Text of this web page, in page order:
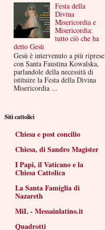
Festa della
Divina
Misericordia e
Misericordia:
tutto ciò che ha
detto Gesù
Gesù è intervenuto a più riprese
con Santa Faustina Kowalska,
parlandole della necessità di
istituire la Festa della Divina
Misericordia ...
Siti cattolici
Chiesa e post concilio
Chiesa, di Sandro Magister
I Papi, il Vaticano e la
Chiesa Cattolica
La Santa Famiglia di
Nazareth
MiL - Messainlatino.it
Quadrotti